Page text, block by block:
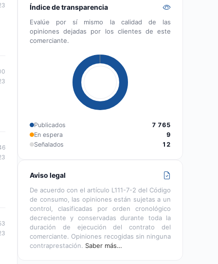
Índice de transparencia
Evalúe por sí mismo la calidad de las
opiniones dejadas por los clientes de este
comerciante.
Publicados
7 765
En espera
9
Señalados
12
Aviso legal
De acuerdo con el artículo L111-7-2 del Código
de consumo, las opiniones están sujetas a un
control, clasificadas por orden cronológico
decreciente y conservadas durante toda la
duración de ejecución del contrato del
comerciante. Opiniones recogidas sin ninguna
contraprestación. Saber más…